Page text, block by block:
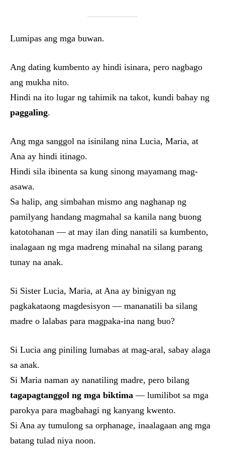
Lumipas ang mga buwan.
Ang dating kumbento ay hindi isinara, pero nagbago
ang mukha nito.
Hindi na ito lugar ng tahimik na takot, kundi bahay ng
paggaling.
Ang mga sanggol na isinilang nina Lucia, Maria, at
Ana ay hindi itinago.
Hindi sila ibinenta sa kung sinong mayamang mag-
asawa.
Sa halip, ang simbahan mismo ang naghanap ng
pamilyang handang magmahal sa kanila nang buong
katotohanan — at may ilan ding nanatili sa kumbento,
inalagaan ng mga madreng minahal na silang parang
tunay na anak.
Si Sister Lucia, Maria, at Ana ay binigyan ng
pagkakataong magdesisyon — mananatili ba silang
madre o lalabas para magpaka-ina nang buo?
Si Lucia ang piniling lumabas at mag-aral, sabay alaga
sa anak.
Si Maria naman ay nanatiling madre, pero bilang
tagapagtanggol ng mga biktima — lumilibot sa mga
parokya para magbahagi ng kanyang kwento.
Si Ana ay tumulong sa orphanage, inaalagaan ang mga
batang tulad niya noon.